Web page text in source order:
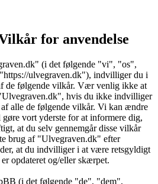
for anvendelse
(i det følgende "vi", "os",
ulvegraven.dk"), indvilliger du i
de følgende vilkår. Vær venlig ikke at
hvis du ikke indvilliger
alle de følgende vilkår. Vi kan ændre
vort yderste for at informere dig,
at du selv gennemgår disse vilkår
brug af "Ulvegraven.dk" efter
at du indvilliger i at være retsgyldigt
opdateret og/eller skærpet.
(i det følgende "de", "dem",